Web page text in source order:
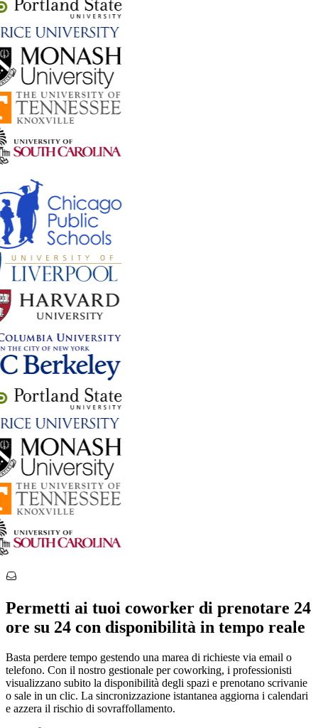
Permetti ai tuoi coworker di prenotare 24
ore su 24 con disponibilità in tempo reale
Basta perdere tempo gestendo una marea di richieste via email o
telefono. Con il nostro gestionale per coworking, i professionisti
visualizzano subito la disponibilità degli spazi e prenotano scrivanie
o sale in un clic. La sincronizzazione istantanea aggiorna i calendari
e azzera il rischio di sovraffollamento.